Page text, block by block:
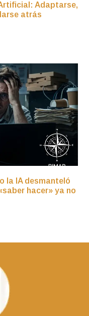
Adaptarse,
atrás
la IA desmanteló
hacer» ya no